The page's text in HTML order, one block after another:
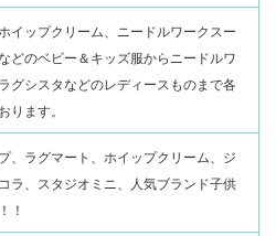
イップクリーム、ニードルワークスー
どのベビー＆キッズ服からニードルワ
グシスタなどのレディースものまで各
ります。
、ラグマート、ホイップクリーム、ジ
ラ、スタジオミニ、人気ブランド子供
！